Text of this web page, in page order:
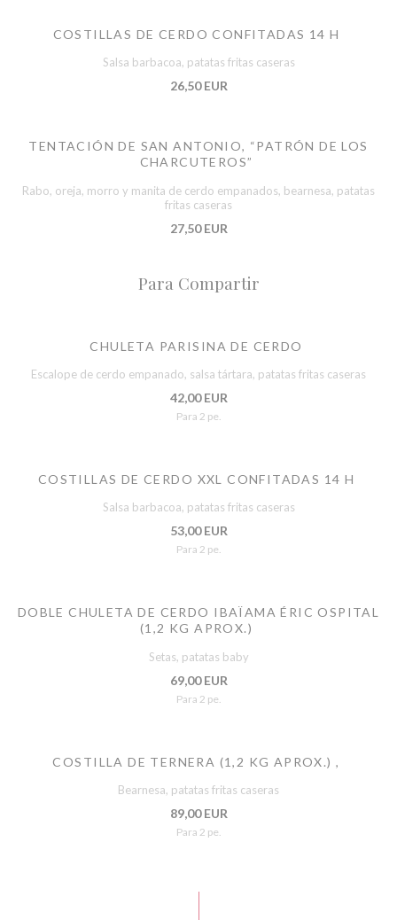
COSTILLAS DE CERDO CONFITADAS 14 H
Salsa barbacoa, patatas fritas caseras
26,50 EUR
TENTACIÓN DE SAN ANTONIO, “PATRÓN DE LOS
CHARCUTEROS”
Rabo, oreja, morro y manita de cerdo empanados, bearnesa, patatas
fritas caseras
27,50 EUR
Para Compartir
CHULETA PARISINA DE CERDO
Escalope de cerdo empanado, salsa tártara, patatas fritas caseras
42,00 EUR
Para 2 pe.
COSTILLAS DE CERDO XXL CONFITADAS 14 H
Salsa barbacoa, patatas fritas caseras
53,00 EUR
Para 2 pe.
DOBLE CHULETA DE CERDO IBAÏAMA ÉRIC OSPITAL
(1,2 KG APROX.)
Setas, patatas baby
69,00 EUR
Para 2 pe.
COSTILLA DE TERNERA (1,2 KG APROX.) ,
Bearnesa, patatas fritas caseras
89,00 EUR
Para 2 pe.